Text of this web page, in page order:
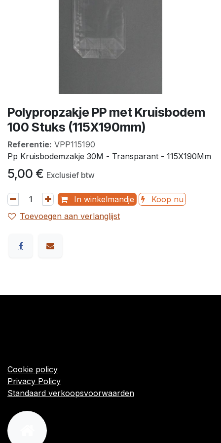
Polypropzakje PP met Kruisbodem
100 Stuks (115X190mm)
Referentie: VPP115190
Pp Kruisbodemzakje 30Μ - Transparant - 115X190Mm
5,00 € Exclusief btw
In winkelmandje
Koop nu
Toevoegen aan verlanglijst
Cookie policy
Privacy Policy
Standaard verkoopsvoorwaarden